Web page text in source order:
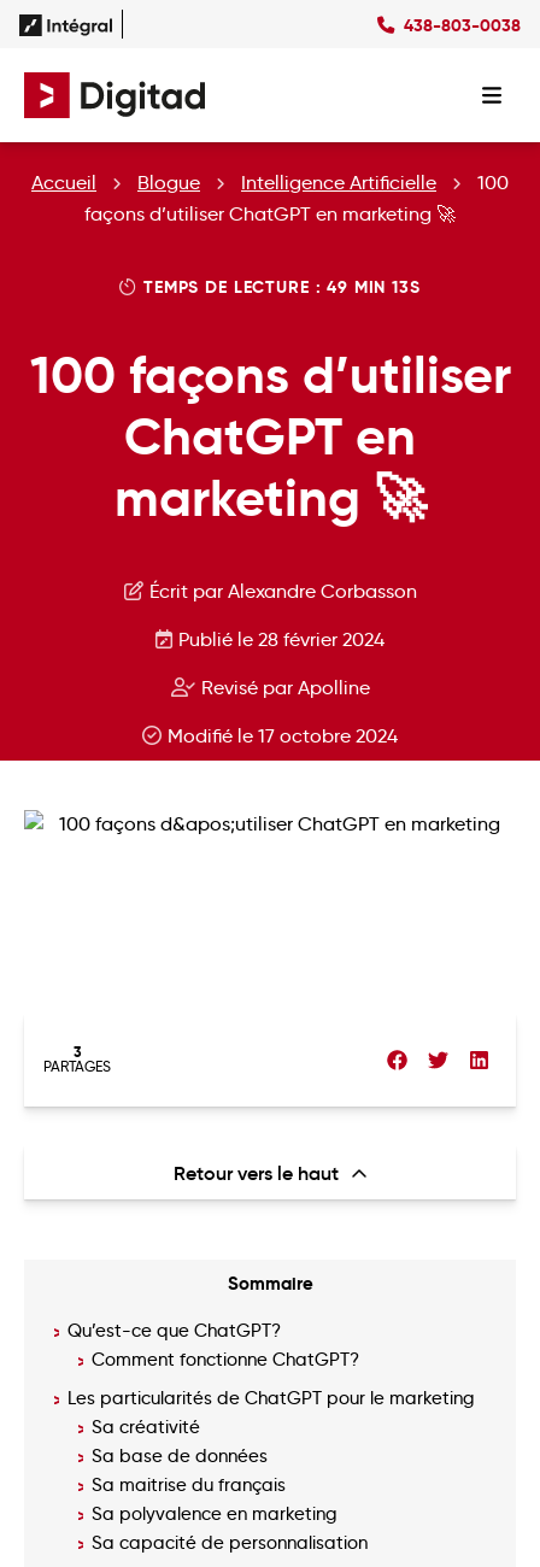
438-803-0038
SEM
Social Ads
Formations Web
Forfaits SEM
Forfaits Display
SuccèsCultureRessourcesEN
Accueil Blogue Intelligence Artificielle
100
façons d’utiliser ChatGPT en marketing 🚀
TEMPS DE LECTURE : 49 MIN 13S
100 façons d’utiliser
ChatGPT en
marketing 🚀
Écrit par Alexandre Corbasson
Publié le 28 février 2024
Revisé par Apolline
Modifié le 17 octobre 2024
3
PARTAGES
Retour vers le haut
Sommaire
Qu’est-ce que ChatGPT?
Comment fonctionne ChatGPT?
Les particularités de ChatGPT pour le marketing
Sa créativité
Sa base de données
Sa maitrise du français
Sa polyvalence en marketing
Sa capacité de personnalisation